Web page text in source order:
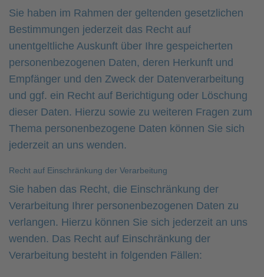
Sie haben im Rahmen der geltenden gesetzlichen
Bestimmungen jederzeit das Recht auf
unentgeltliche Auskunft über Ihre gespeicherten
personenbezogenen Daten, deren Herkunft und
Empfänger und den Zweck der Datenverarbeitung
und ggf. ein Recht auf Berichtigung oder Löschung
dieser Daten. Hierzu sowie zu weiteren Fragen zum
Thema personenbezogene Daten können Sie sich
jederzeit an uns wenden.
Recht auf Einschränkung der Verarbeitung
Sie haben das Recht, die Einschränkung der
Verarbeitung Ihrer personenbezogenen Daten zu
verlangen. Hierzu können Sie sich jederzeit an uns
wenden. Das Recht auf Einschränkung der
Verarbeitung besteht in folgenden Fällen: